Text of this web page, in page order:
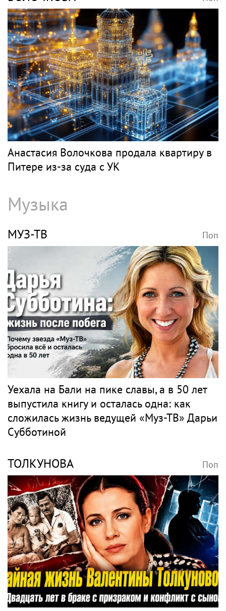
Анастасия Волочкова продала квартиру в
Питере из-за суда с УК
Музыка
МУЗ-ТВ Поп
Уехала на Бали на пике славы, а в 50 лет
выпустила книгу и осталась одна: как
сложилась жизнь ведущей «Муз-ТВ» Дарьи
Субботиной
ТОЛКУНОВА Поп